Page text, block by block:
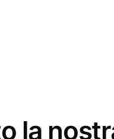
la